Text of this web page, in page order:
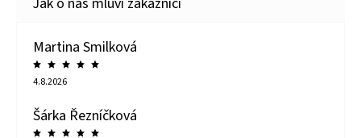
Martina Smilková
4.8.2026
Šárka Řezníčková